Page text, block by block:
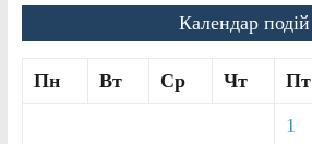
Календар подій
Пн Вт Ср Чт Пт
1